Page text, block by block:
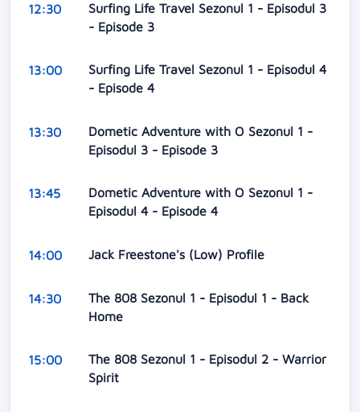
12:30
Surfing Life Travel Sezonul 1 - Episodul 3
- Episode 3
13:00
Surfing Life Travel Sezonul 1 - Episodul 4
- Episode 4
13:30
Dometic Adventure with O Sezonul 1 -
Episodul 3 - Episode 3
13:45
Dometic Adventure with O Sezonul 1 -
Episodul 4 - Episode 4
14:00 Jack Freestone's (Low) Profile
14:30
The 808 Sezonul 1 - Episodul 1 - Back
Home
15:00
The 808 Sezonul 1 - Episodul 2 - Warrior
Spirit